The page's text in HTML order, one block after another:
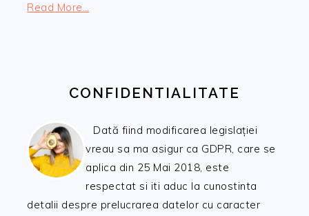
Read More…
CONFIDENTIALITATE
Dată fiind modificarea legislației
vreau sa ma asigur ca GDPR, care se
aplica din 25 Mai 2018, este
respectat si iti aduc la cunostinta
detalii despre prelucrarea datelor cu caracter